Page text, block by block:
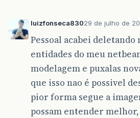
luizfonseca83029 de julho de
Pessoal acabei deletando
entidades do meu
modelagem e puxalas
que isso nao é possivel
pior forma segue a
possam entender